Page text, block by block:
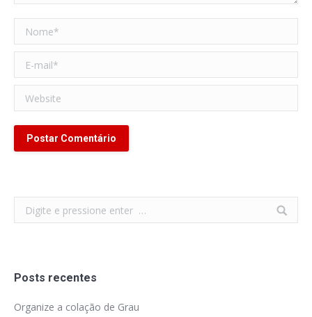
Nome *
E-mail *
Website
Postar Comentário
Search:
Posts recentes
Organize a colação de Grau